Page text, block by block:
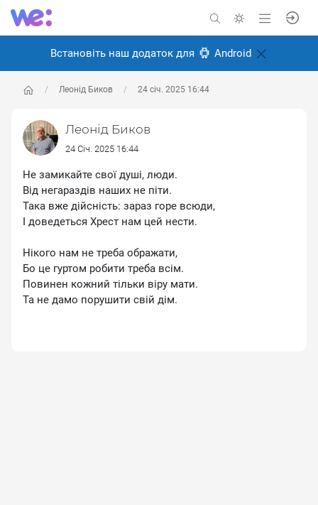
Встановіть наш додаток для Android
Леонід Биков 24 січ. 2025 16:44
Леонід Биков
24 Січ. 2025 16:44
Не замикайте свої душі, люди.
Від негараздів наших не піти.
Така вже дійсність: зараз горе всюди,
І доведеться Хрест нам цей нести.
Нікого нам не треба ображати,
Бо це гуртом робити треба всім.
Повинен кожний тільки віру мати.
Та не дамо порушити свій дім.